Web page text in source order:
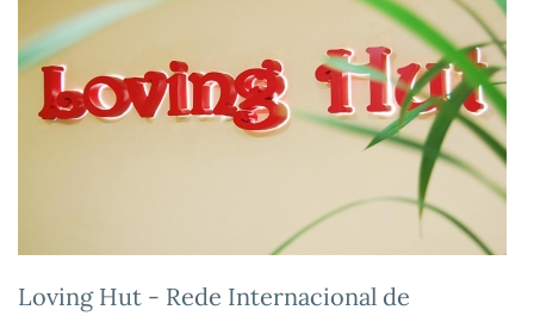
Loving Hut - Rede Internacional de